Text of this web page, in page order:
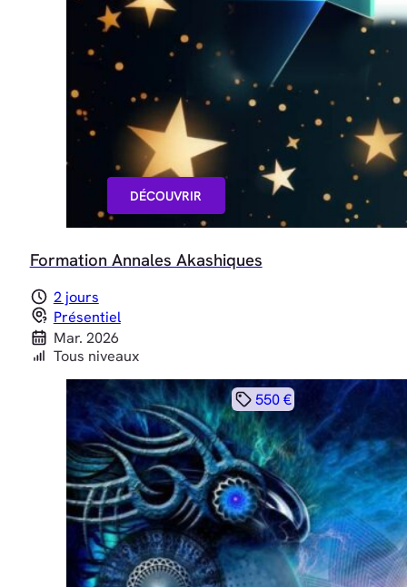
DÉCOUVRIR
Formation Annales Akashiques
2 jours
Présentiel
Mar. 2026
Tous niveaux
550 €